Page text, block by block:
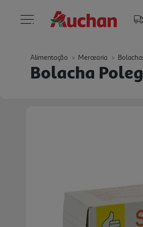
Alimentação Mercearia
Bolacha